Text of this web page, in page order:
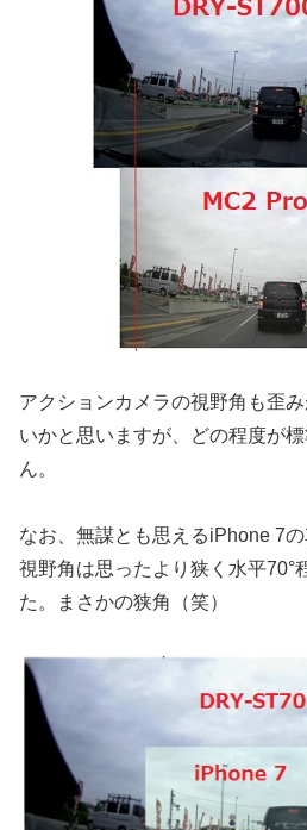
アクションカメラの視野角も歪
いかと思いますが、どの程度が
ん。
なお、無謀とも思えるiPhone 7
視野角は思ったより狭く水平70°
た。まさかの狭角（笑）